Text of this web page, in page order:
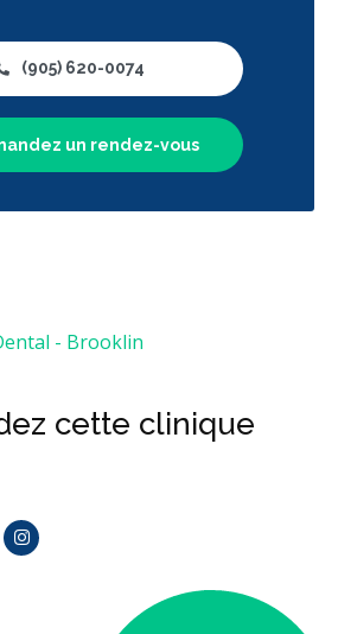
(905) 620-0074
un rendez-vous
cette clinique
Instagram